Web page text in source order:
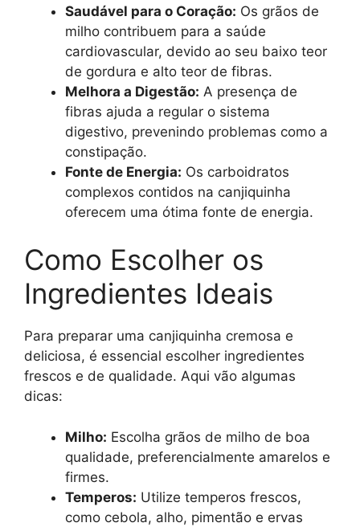
Saudável para o Coração: Os grãos de
milho contribuem para a saúde
cardiovascular, devido ao seu baixo teor
de gordura e alto teor de fibras.
Melhora a Digestão: A presença de
fibras ajuda a regular o sistema
digestivo, prevenindo problemas como a
constipação.
Fonte de Energia: Os carboidratos
complexos contidos na canjiquinha
oferecem uma ótima fonte de energia.
Como Escolher os
Ingredientes Ideais
Para preparar uma canjiquinha cremosa e
deliciosa, é essencial escolher ingredientes
frescos e de qualidade. Aqui vão algumas
dicas:
Milho: Escolha grãos de milho de boa
qualidade, preferencialmente amarelos e
firmes.
Temperos: Utilize temperos frescos,
como cebola, alho, pimentão e ervas